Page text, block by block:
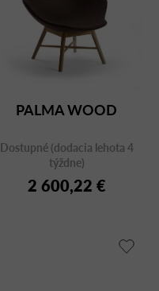
PALMA WOOD
Dostupné (dodacia lehota 4
týždne)
2 600,22 €